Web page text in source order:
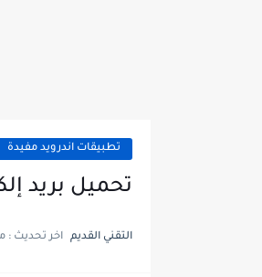
تطبيقات اندرويد مفيدة
تحميل بريد
التقني القديم اخر تحديث :